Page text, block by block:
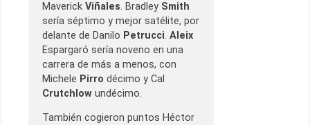
Maverick Viñales. Bradley Smith
sería séptimo y mejor satélite, por
delante de Danilo Petrucci. Aleix
Espargaró sería noveno en una
carrera de más a menos, con
Michele Pirro décimo y Cal
Crutchlow undécimo.
También cogieron puntos Héctor